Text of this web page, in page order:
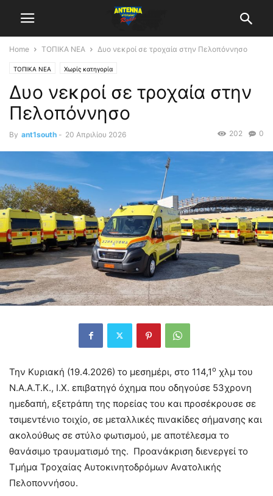
Home ΤΟΠΙΚΑ ΝΕΑ Δυο νεκροί σε τροχαία στην Πελοπόννησο
ΤΟΠΙΚΑ ΝΕΑ Χωρίς κατηγορία
Δυο νεκροί σε τροχαία στην
Πελοπόννησο
By ant1south - 20 Απριλίου 2026 0
202
Την Κυριακή (19.4.2026) το μεσημέρι, στο 114,1ο χλμ του
Ν.Α.Α.Τ.Κ., Ι.Χ. επιβατηγό όχημα που οδηγούσε 53χρονη
ημεδαπή, εξετράπη της πορείας του και προσέκρουσε σε
τσιμεντένιο τοιχίο, σε μεταλλικές πινακίδες σήμανσης και
ακολούθως σε στύλο φωτισμού, με αποτέλεσμα το
θανάσιμο τραυματισμό της. Προανάκριση διενεργεί το
Τμήμα Τροχαίας Αυτοκινητοδρόμων Ανατολικής
Πελοποννήσου.